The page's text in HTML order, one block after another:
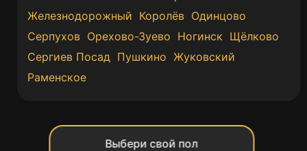
Железнодорожный Королёв Одинцово
Серпухов Орехово-Зуево Ногинск Щёлково
Сергиев Посад Пушкино Жуковский
Раменское
Выбери свой пол